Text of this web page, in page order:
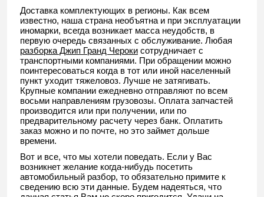
Доставка комплектующих в регионы. Как всем
известно, наша страна необъятна и при эксплуатации
иномарки, всегда возникает масса неудобств, в
первую очередь связанных с обслуживание. Любая
разборка Джип Гранд Чероки сотрудничает с
транспортными компаниями. При обращении можно
поинтересоваться когда в тот или иной населенный
пункт уходит тяжеловоз. Лучше не затягивать.
Крупные компании ежедневно отправляют по всем
восьми направлениям грузовозы. Оплата запчастей
производится или при получении, или по
предварительному расчету через банк. Оплатить
заказ можно и по почте, но это займет дольше
времени.
Вот и все, что мы хотели поведать. Если у Вас
возникнет желание когда-нибудь посетить
автомобильный разбор, то обязательно примите к
сведению всю эти данные. Будем надеяться, что